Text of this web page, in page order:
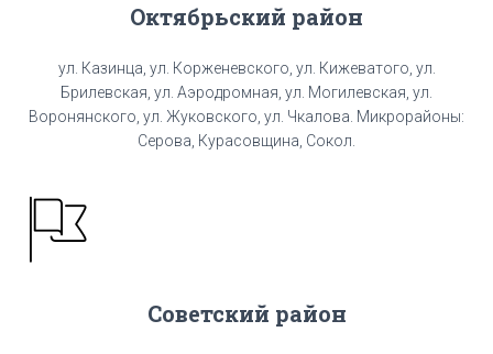
Октябрьский район
ул. Казинца, ул. Корженевского, ул. Кижеватого, ул.
Брилевская, ул. Аэродромная, ул. Могилевская, ул.
Воронянского, ул. Жуковского, ул. Чкалова. Микрорайоны:
Серова, Курасовщина, Сокол.
Советский район